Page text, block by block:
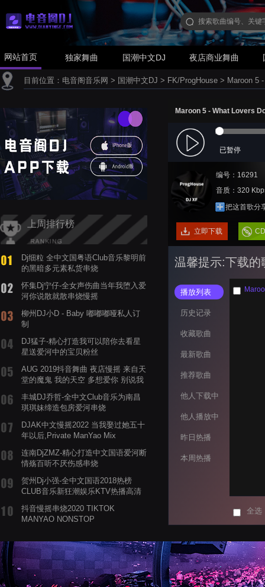
网站首页 独家舞曲 国潮中文DJ 夜店商业舞曲
目前位置： 电音阁音乐网 > 国潮中文DJ > FK/ProgHouse > Maroon 5
上周排行榜
Dj细粒 全中文国粤语Club音乐黎明前
的黑暗多元素私货串烧
怀集Dj宁仔-全女声伤曲当年我堕入爱
河你说散就散串烧慢摇
柳州DJ小D - Baby 嘟嘟嘟哑私人订
制
DJ猛子-精心打造我可以陪你去看星
星送爱河中的宝贝粉丝
AUG 2019抖音舞曲 夜店慢摇 来自天
堂的魔鬼 我的天空 多想爱你 别说我
丰城DJ乔哲-全中文Club音乐为南昌
琪琪妹缔造包房爱河串烧
DJAK中文慢摇2022 当我娶过她五十
年以后,Private ManYao Mix
连南DjZMZ-精心打造中文国语爱河断
情殇百听不厌伤感串烧
贺州Dj小强-全中文国语2018热榜
CLUB音乐新狂潮娱乐KTV热播高清
抖音慢摇串烧2020 TIKTOK
MANYAO NONSTOP
蝉爸爸妈妈爱存在夏天的风是想你的
声音啊
Maroon 5 - What Lovers
已暂停
编号：16291
音质：320
把这首歌分
立即下载
温馨提示:下载的
播放列表
历史记录
收藏歌曲
最新歌曲
推荐歌曲
他人下载中
他人播放中
昨日热播
本周热播
全选